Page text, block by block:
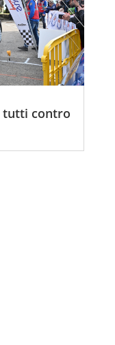
tutti contro